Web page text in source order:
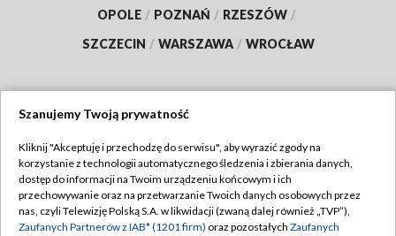
OPOLE / POZNAŃ / RZESZÓW /
SZCZECIN / WARSZAWA / WROCŁAW
TVP
Abonament TVP
Emisja w TVP
Regulamin TVP
Polityka prywatności
Szanujemy Twoją prywatność
Kliknij "Akceptuję i przechodzę do serwisu", aby wyrazić zgody na
korzystanie z technologii automatycznego śledzenia i zbierania danych,
dostęp do informacji na Twoim urządzeniu końcowym i ich
przechowywanie oraz na przetwarzanie Twoich danych osobowych przez
nas, czyli Telewizję Polską S.A. w likwidacji (zwaną dalej również „TVP”),
Zaufanych Partnerów z IAB* (1201 firm) oraz pozostałych Zaufanych